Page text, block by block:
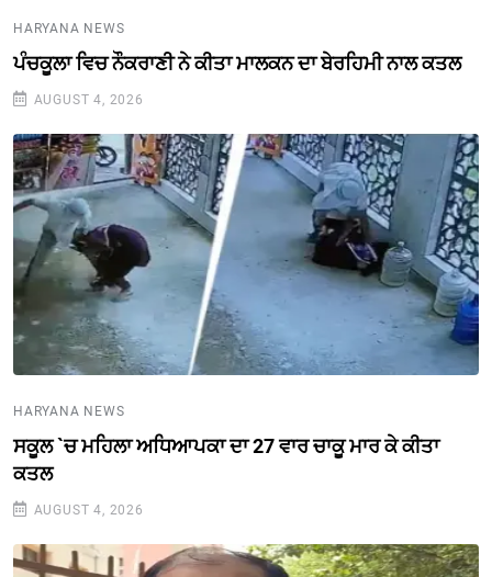
HARYANA NEWS
ਪੰਚਕੂਲਾ ਵਿਚ ਨੌਕਰਾਣੀ ਨੇ ਕੀਤਾ ਮਾਲਕਨ ਦਾ ਬੇਰਹਿਮੀ ਨਾਲ ਕਤਲ
AUGUST 4, 2026
HARYANA NEWS
ਸਕੂਲ `ਚ ਮਹਿਲਾ ਅਧਿਆਪਕਾ ਦਾ 27 ਵਾਰ ਚਾਕੂ ਮਾਰ ਕੇ ਕੀਤਾ
ਕਤਲ
AUGUST 4, 2026